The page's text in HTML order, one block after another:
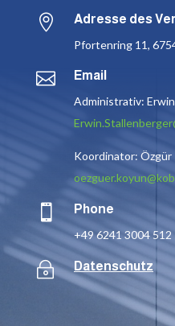

Adresse des
Pfortenring 11,

Email
Administrativ:
Koordinator: Özgür

Phone
+49 6241 3004 512
~ Datenschutz